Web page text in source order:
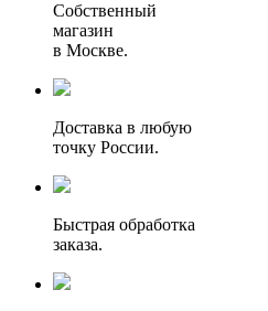
Собственный
магазин
в Москве.
Доставка в любую
точку России.
Быстрая обработка
заказа.